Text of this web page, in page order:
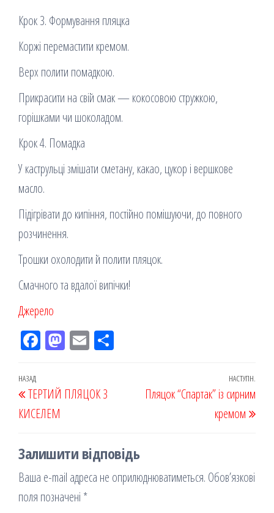
Крок 3. Формування пляцка
Коржі перемастити кремом.
Верх полити помадкою.
Прикрасити на свій смак — кокосовою стружкою,
горішками чи шоколадом.
Крок 4. Помадка
У каструльці змішати сметану, какао, цукор і вершкове
масло.
Підігрівати до кипіння, постійно помішуючи, до повного
розчинення.
Трошки охолодити й полити пляцок.
Смачного та вдалої випічки!
Джерело
Fac
k
M
on
Em
Навігація
записів
Попередній
запис
НАЗАД
ТЕРТИЙ ПЛЯЦОК З
КИСЕЛЕМ
НАСТУПН.
Пляцок “Спартак” із сирним
кремом
Залишити відповідь
Ваша e-mail адреса не оприлюднюватиметься. Обов’язкові
поля позначені *